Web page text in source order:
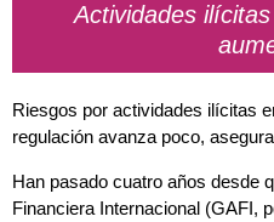
Actividades
Riesgos por actividades ilícitas
regulación avanza poco,
Han pasado cuatro años desde
Financiera Internacional (GAFI,